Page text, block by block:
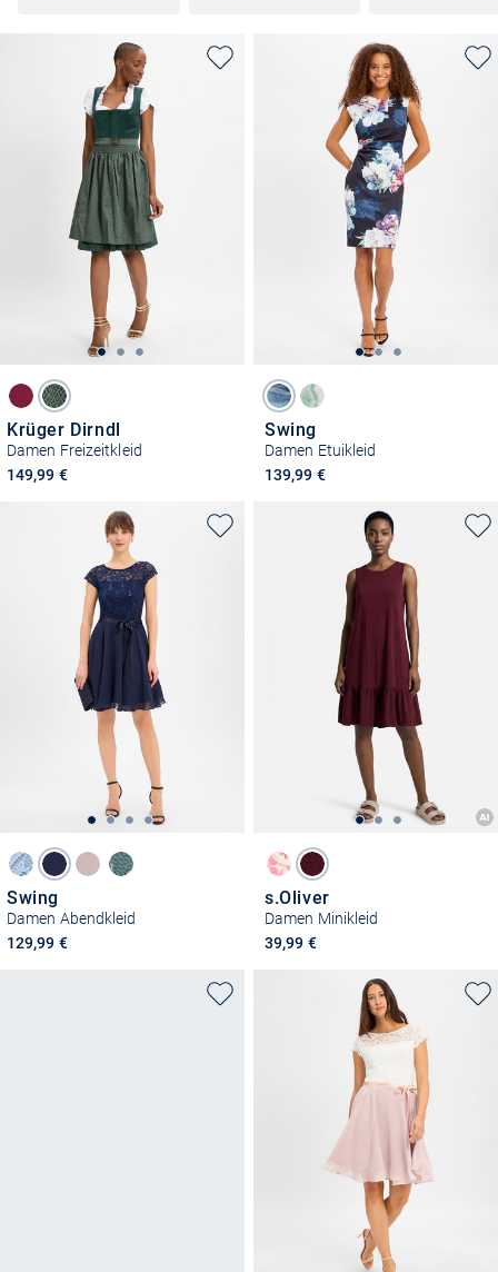
Krüger Dirndl
Damen Freizeitkleid
149,99 €
Swing
Damen Etuikleid
139,99 €
Swing
Damen Abendkleid
129,99 €
s.Oliver
Damen Minikleid
39,99 €